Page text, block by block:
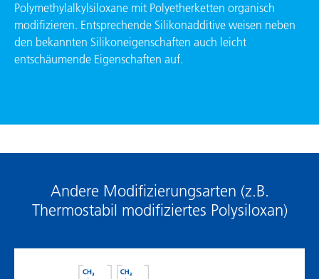
Polymethylalkylsiloxane mit Polyetherketten organisch
modifizieren. Entsprechende Silikonadditive weisen neben
den bekannten Silikoneigenschaften auch leicht
entschäumende Eigenschaften auf.
Andere Modifizierungsarten (z.B.
Thermostabil modifiziertes Polysiloxan)